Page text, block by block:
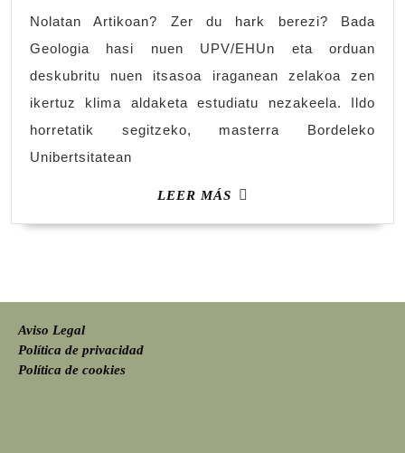
Nolatan Artikoan? Zer du hark berezi? Bada
Geologia hasi nuen UPV/EHUn eta orduan
deskubritu nuen itsasoa iraganean zelakoa zen
ikertuz klima aldaketa estudiatu nezakeela. Ildo
horretatik segitzeko, masterra Bordeleko
Unibertsitatean
LEER MÁS
Aviso Legal
Política de privacidad
Política de cookies